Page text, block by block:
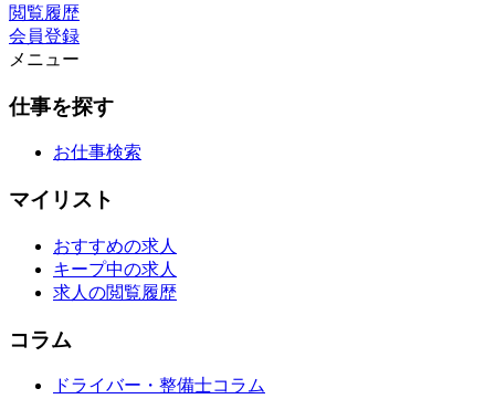
閲覧履歴
会員登録
メニュー
仕事を探す
お仕事検索
マイリスト
おすすめの求人
キープ中の求人
求人の閲覧履歴
コラム
ドライバー・整備士コラム